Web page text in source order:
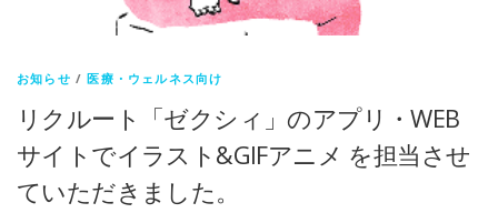
お知らせ /医療・ウェルネス向け
リクルート「ゼクシィ」のアプリ・WEB
サイトでイラスト&GIFアニメ を担当させ
ていただきました。